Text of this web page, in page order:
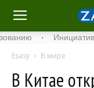
· Инициатива
Esasy В мире
В Китае